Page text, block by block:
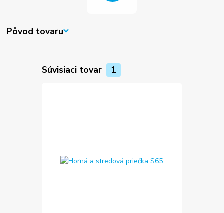
Pôvod tovaru
Súvisiaci tovar 1